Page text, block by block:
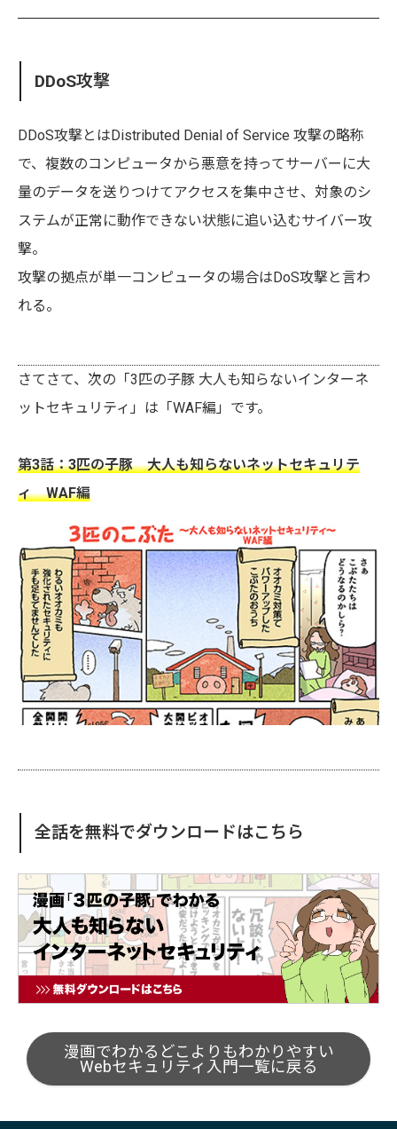
DDoS攻撃
DDoS攻撃とはDistributed Denial of Service 攻撃の略称
で、複数のコンピュータから悪意を持ってサーバーに大
量のデータを送りつけてアクセスを集中させ、対象のシ
ステムが正常に動作できない状態に追い込むサイバー攻
撃。
攻撃の拠点が単一コンピュータの場合はDoS攻撃と言わ
れる。
さてさて、次の「3匹の子豚 大人も知らないインターネ
ットセキュリティ」は「WAF編」です。
第3話：3匹の子豚 大人も知らないネットセキュリテ
ィ WAF編
全話を無料でダウンロードはこちら
漫画でわかるどこよりもわかりやすい
Webセキュリティ入門一覧に戻る